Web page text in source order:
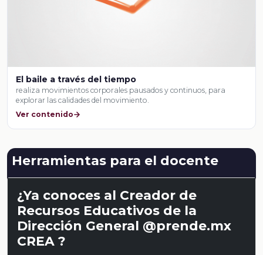
El baile a través del tiempo
realiza movimientos corporales pausados y continuos, para
explorar las calidades del movimiento.
Ver contenido
Herramientas para el docente
¿Ya conoces al Creador de
Recursos Educativos de la
Dirección General @prende.mx
CREA ?